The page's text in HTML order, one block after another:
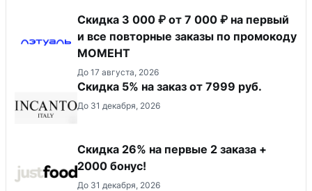
Скидка 3 000 ₽ от 7 000 ₽ на первый
и все повторные заказы по промокоду
МОМЕНТ
До 17 августа, 2026
Скидка 5% на заказ от 7999 руб.
До 31 декабря, 2026
Скидка 26% на первые 2 заказа +
2000 бонус!
До 31 декабря, 2026